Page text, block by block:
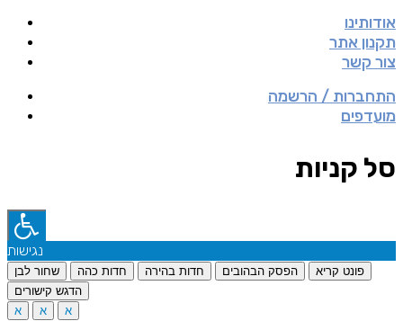
אודותינו
תקנון אתר
צור קשר
התחברות / הרשמה
מועדפים
סל קניות
נגישות
שחור לבן חדות כהה חדות בהירה הפסק הבהובים
פונט קריא
הדגש קישורים
א
א א